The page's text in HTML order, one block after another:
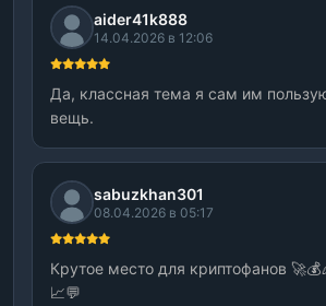
aider41k888
14.04.2026 в 12:06
Да, классная тема я сам им
вещь.
sabuzkhan301
08.04.2026 в 05:17
Крутое место для криптофанов
📈💬